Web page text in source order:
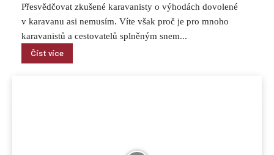
Přesvědčovat zkušené karavanisty o výhodách dovolené
v karavanu asi nemusím. Víte však proč je pro mnoho
karavanistů a cestovatelů splněným snem...
Číst více